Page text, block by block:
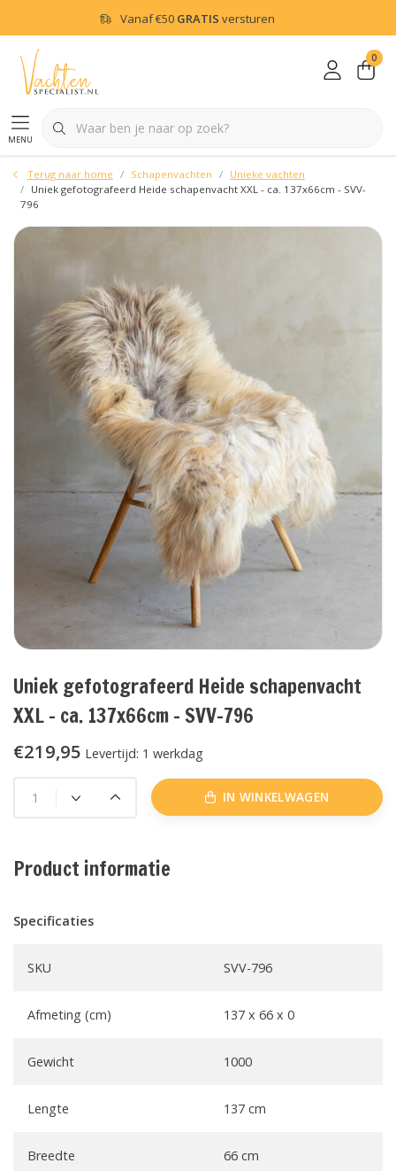
Vanaf€50 GRATIS versturen
menu
0
Terug naar home Schapenvachten
Unieke vachten
Uniek gefotografeerd Heide schapenvacht XXL - ca. 137x66cm - SVV-
796
Uniek gefotografeerd Heide schapenvacht
XXL - ca. 137x66cm - SVV-796
€219,95 Levertijd: 1 werkdag
IN WINKELWAGEN
Product informatie
Specificaties
SKU SVV-796
Afmeting (cm) 137 x 66 x 0
Gewicht 1000
Lengte 137 cm
Breedte 66 cm